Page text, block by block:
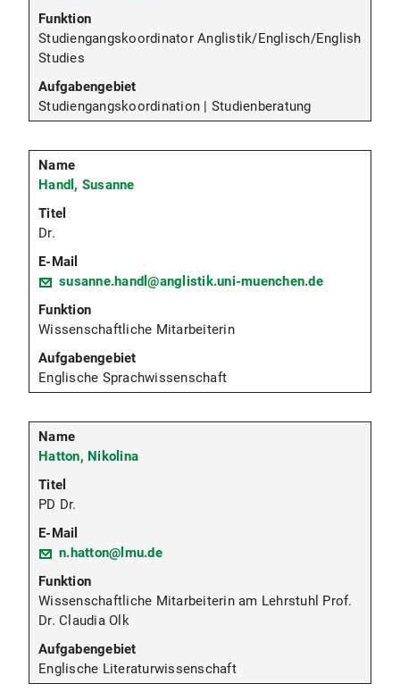
Studiengangskoordinator Anglistik/Englisch/English
Studies
Studiengangskoordination | Studienberatung
Handl, Susanne
Dr.
susanne.handl@anglistik.uni-muenchen.de
Wissenschaftliche Mitarbeiterin
Englische Sprachwissenschaft
Hatton, Nikolina
PD Dr.
n.hatton@lmu.de
Wissenschaftliche Mitarbeiterin am Lehrstuhl Prof.
Dr. Claudia Olk
Englische Literaturwissenschaft